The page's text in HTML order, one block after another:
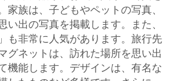
家族は、子どもやペットの写真、
い出の写真を掲載します。また、
も非常に人気があります。旅行先
グネットは、訪れた場所を思い出
機能します。デザインは、有名な